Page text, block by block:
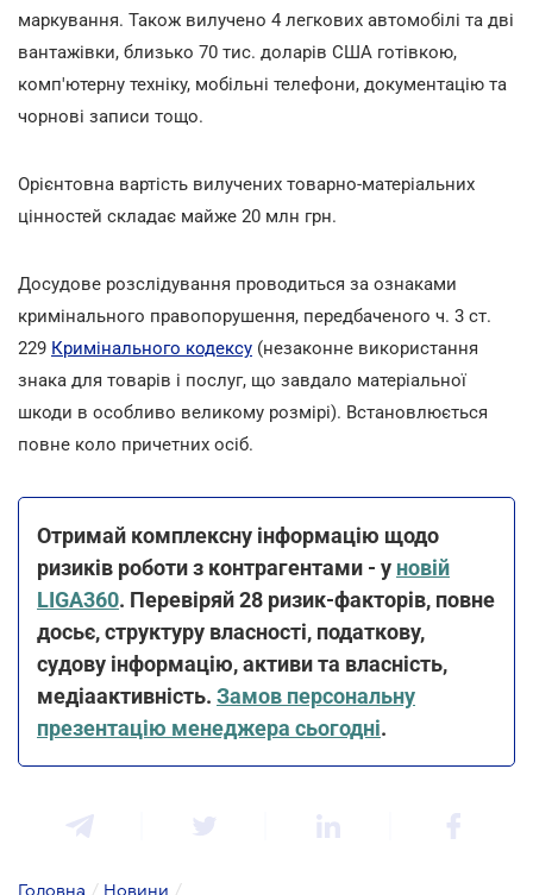
маркування. Також вилучено 4 легкових автомобілі та дві
вантажівки, близько 70 тис. доларів США готівкою,
комп'ютерну техніку, мобільні телефони, документацію та
чорнові записи тощо.
Орієнтовна вартість вилучених товарно-матеріальних
цінностей складає майже 20 млн грн.
Досудове розслідування проводиться за ознаками
кримінального правопорушення, передбаченого ч. 3 ст.
229 Кримінального кодексу (незаконне використання
знака для товарів і послуг, що завдало матеріальної
шкоди в особливо великому розмірі). Встановлюється
повне коло причетних осіб.
Отримай комплексну інформацію щодо
ризиків роботи з контрагентами - у новій
LIGA360. Перевіряй 28 ризик-факторів, повне
досьє, структуру власності, податкову,
судову інформацію, активи та власність,
медіаактивність. Замов персональну
презентацію менеджера сьогодні.
Головна / Новини /